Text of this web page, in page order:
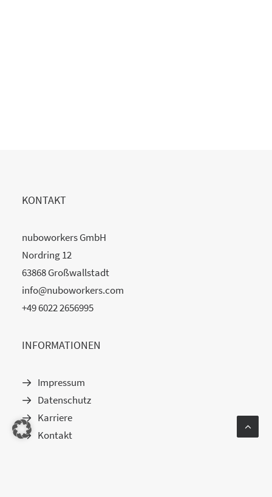
KONTAKT
nuboworkers GmbH
Nordring 12
63868 Großwallstadt
info@nuboworkers.com
+49 6022 2656995
INFORMATIONEN
Impressum
Datenschutz
Karriere
Kontakt